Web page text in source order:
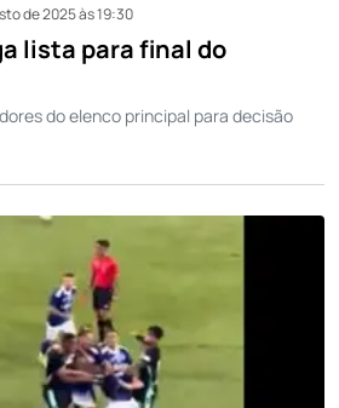
de 2025 às 19:30
lista para final do
do elenco principal para decisão